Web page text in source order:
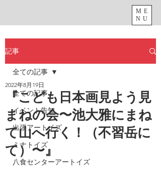
ME
NU
記事
全ての記事
イベント告知
出張アートイズ
ミナトイズ
八食センターアートイズ
全ての記事
『こども日本画見よう見
まねの会〜池大雅にまね
て山へ行く！（不習岳に
て）〜』
2022年8月19日